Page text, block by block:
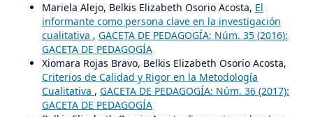
Mariela Alejo, Belkis Elizabeth Osorio Acosta, El
informante como persona clave en la investigación
cualitativa , GACETA DE PEDAGOGÍA: Núm. 35 (2016):
GACETA DE PEDAGOGÍA
Xiomara Rojas Bravo, Belkis Elizabeth Osorio Acosta,
Criterios de Calidad y Rigor en la Metodología
Cualitativa , GACETA DE PEDAGOGÍA: Núm. 36 (2017):
GACETA DE PEDAGOGÍA